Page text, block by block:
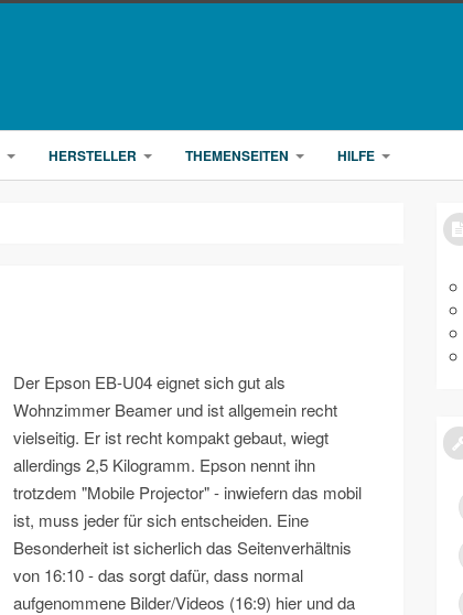
HERSTELLER THEMENSEITEN HILFE
Der Epson EB-U04 eignet sich gut als
Wohnzimmer Beamer und ist allgemein recht
vielseitig. Er ist recht kompakt gebaut, wiegt
allerdings 2,5 Kilogramm. Epson nennt ihn
trotzdem "Mobile Projector" - inwiefern das mobil
ist, muss jeder für sich entscheiden. Eine
Besonderheit ist sicherlich das Seitenverhältnis
von 16:10 - das sorgt dafür, dass normal
aufgenommene Bilder/Videos (16:9) hier und da